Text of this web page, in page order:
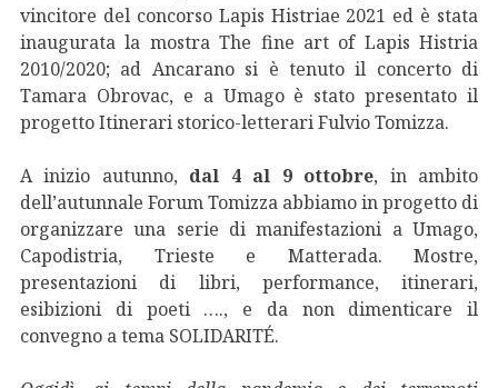
vincitore del concorso Lapis Histriae 2021 ed è stata
inaugurata la mostra The fine art of Lapis Histria
2010/2020; ad Ancarano si è tenuto il concerto di
Tamara Obrovac, e a Umago è stato presentato il
progetto Itinerari storico-letterari Fulvio Tomizza.
A inizio autunno, dal 4 al 9 ottobre, in ambito
dell’autunnale Forum Tomizza abbiamo in progetto di
organizzare una serie di manifestazioni a Umago,
Capodistria, Trieste e Matterada. Mostre,
presentazioni di libri, performance, itinerari,
esibizioni di poeti …., e da non dimenticare il
convegno a tema SOLIDARITÉ.